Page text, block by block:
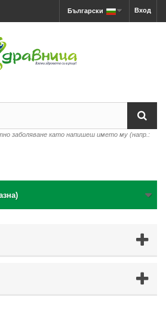
Вход
Български
заболяване като напишеш името му (напр.: